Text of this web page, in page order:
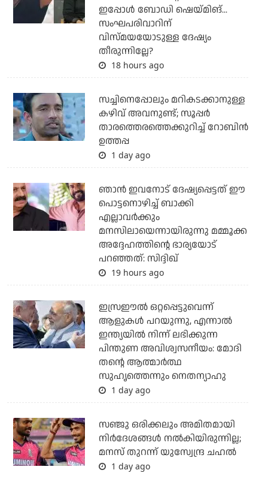
ഇപ്പോള്‍ ബോഡി ഷെയ്മിങ്...
സംഘപരിവാറിന്
വിസ്മയയോടുള്ള ദേഷ്യം
തീരുന്നില്ലേ?
18 hours ago
സച്ചിനെപ്പോലും മറികടക്കാനുള്ള
കഴിവ് അവനുണ്ട്; സൂപ്പര്‍
താരത്തെരത്തെക്കുറിച്ച് റോബിന്‍
ഉത്തപ്പ
1 day ago
ഞാന്‍ ഇവനോട് ദേഷ്യപ്പെട്ടത് ഈ
പൊട്ടനൊഴിച്ച് ബാക്കി
എല്ലാവര്‍ക്കും
മനസിലായെന്നായിരുന്നു മമ്മൂക്ക
അദ്ദേഹത്തിന്റെ ഭാര്യയോട്
പറഞ്ഞത്: സിദ്ദിഖ്
19 hours ago
ഇസ്രഈല്‍ ഒറ്റപ്പെട്ടുവെന്ന്
ആളുകള്‍ പറയുന്നു, എന്നാല്‍
ഇന്ത്യയില്‍ നിന്ന് ലഭിക്കുന്ന
പിന്തുണ അവിശ്വസനീയം: മോദി
തന്റെ ആത്മാര്‍ത്ഥ
സുഹൃത്തെന്നും നെതന്യാഹു
1 day ago
സഞ്ജു ഒരിക്കലും അമിതമായി
നിര്‍ദേശങ്ങള്‍ നല്‍കിയിരുന്നില്ല;
മനസ് തുറന്ന് യുസ്വേന്ദ്ര ചഹല്‍
1 day ago